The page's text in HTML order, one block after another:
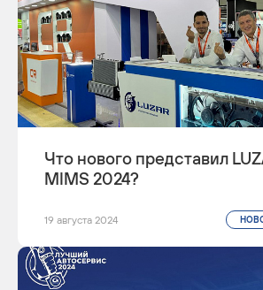
Что нового представил
MIMS 2024?
19 августа 2024